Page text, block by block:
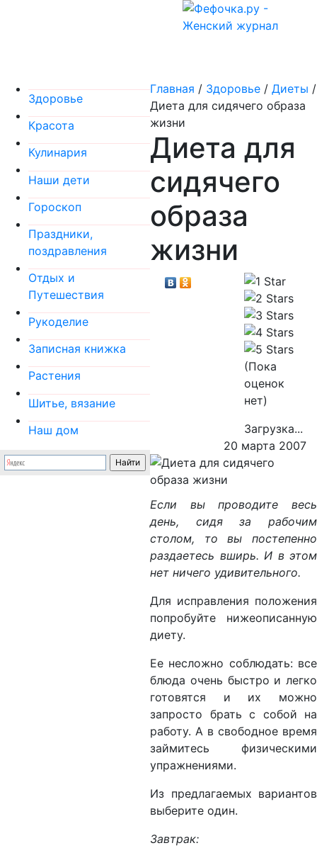
Здоровье
Красота
Кулинария
Наши дети
Гороскоп
Праздники,
поздравления
Отдых и
Путешествия
Рукоделие
Записная книжка
Растения
Шитье, вязание
Наш дом
Главная / Здоровье / Диеты /
Диета для сидячего образа
жизни
Диета для
сидячего
образа
жизни
(Пока
оценок
нет)
Загрузка...
20 марта 2007
Если вы проводите весь
день, сидя за рабочим
столом, то вы постепенно
раздаетесь вширь. И в этом
нет ничего удивительного.
Для исправления положения
попробуйте нижеописанную
диету.
Ее несложно соблюдать: все
блюда очень быстро и легко
готовятся и их можно
запросто брать с собой на
работу. А в свободное время
займитесь физическими
упражнениями.
Из предлагаемых вариантов
выберите один.
Завтрак: